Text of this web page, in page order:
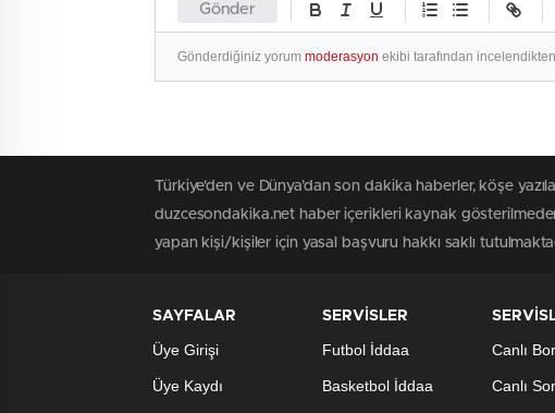
Gönder
Gönderdiğiniz yorum moderasyon ekibi tarafından
Türkiye'den ve Dünya’dan son dakika haberler, köşe
duzcesondakika.net haber içerikleri kaynak gösterilmeden
yapan kişi/kişiler için yasal başvuru hakkı saklı
SAYFALAR
Üye Girişi
Üye Kaydı
SERVİSLER
Futbol İddaa
Basketbol İddaa
Canlı
Canlı